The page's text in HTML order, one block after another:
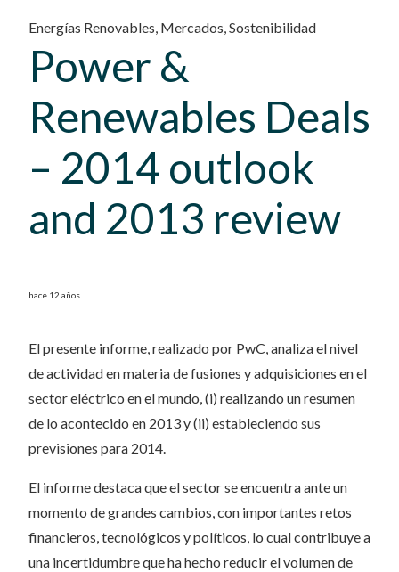
Energías Renovables, Mercados,Sostenibilidad
Power &
Renewables Deals
– 2014 outlook
and 2013 review
hace 12 años
El presente informe, realizado por PwC, analiza el nivel
de actividad en materia de fusiones y adquisiciones en el
sector eléctrico en el mundo, (i) realizando un resumen
de lo acontecido en 2013 y (ii) estableciendo sus
previsiones para 2014.
El informe destaca que el sector se encuentra ante un
momento de grandes cambios, con importantes retos
financieros, tecnológicos y políticos, lo cual contribuye a
una incertidumbre que ha hecho reducir el volumen de